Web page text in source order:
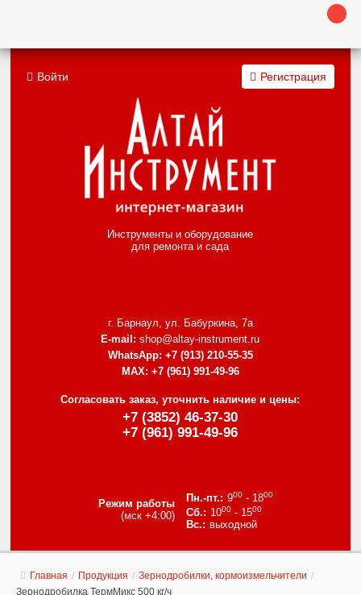
Инструменты и оборудование
для ремонта и сада
г. Барнаул, ул. Бабуркина, 7а
E-mail: shop@altay-instrument.ru
WhatsApp: +7 (913) 210-55-35
MAX: +7 (961) 991-49-96
Согласовать заказ, уточнить наличие и цены:
+7 (3852) 46-37-30
+7 (961) 991-49-96
Режим работы
(мск +4:00)
900- 1800
1000- 1500
выходной
Войти Регистрация
Главная / Продукция / Зернодробилки, кормоизмельчители /
Зернодробилка ТермМикс 500 кг/ч